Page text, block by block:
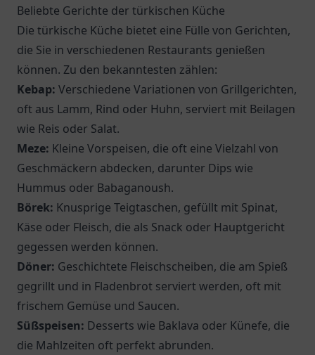
Beliebte Gerichte der türkischen Küche
Die türkische Küche bietet eine Fülle von Gerichten,
die Sie in verschiedenen Restaurants genießen
können. Zu den bekanntesten zählen:
Kebap: Verschiedene Variationen von Grillgerichten,
oft aus Lamm, Rind oder Huhn, serviert mit Beilagen
wie Reis oder Salat.
Meze: Kleine Vorspeisen, die oft eine Vielzahl von
Geschmäckern abdecken, darunter Dips wie
Hummus oder Babaganoush.
Börek: Knusprige Teigtaschen, gefüllt mit Spinat,
Käse oder Fleisch, die als Snack oder Hauptgericht
gegessen werden können.
Döner: Geschichtete Fleischscheiben, die am Spieß
gegrillt und in Fladenbrot serviert werden, oft mit
frischem Gemüse und Saucen.
Süßspeisen: Desserts wie Baklava oder Künefe, die
die Mahlzeiten oft perfekt abrunden.